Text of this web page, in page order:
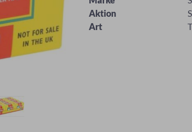
Aktion
Art